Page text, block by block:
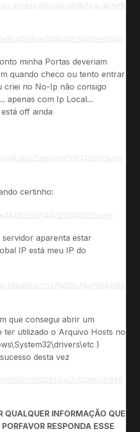
minha Portas deveriam
quando checo ou tento entrar
criei no No-Ip não consigo
apenas com Ip Local...
off ainda
certinho:
aparenta estar
IP está meu IP do
que consegui abrir um
ter utilizado o Arquivo Hosts no
)
desta vez
QUALQUER INFORMAÇÃO QUE
RESPONDA ESSE